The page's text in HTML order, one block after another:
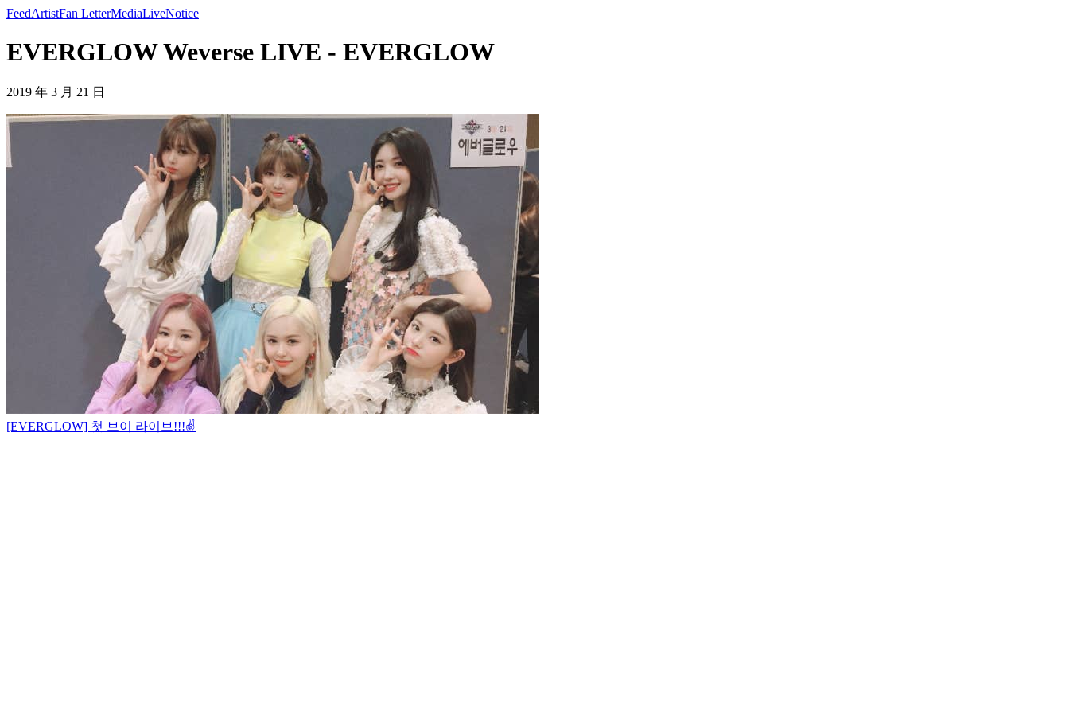
FeedArtistFan LetterMediaLiveNotice
EVERGLOW Weverse LIVE - EVERGLOW
2019 年 3 月 21 日
[EVERGLOW] 첫 브이 라이브!!!✌️